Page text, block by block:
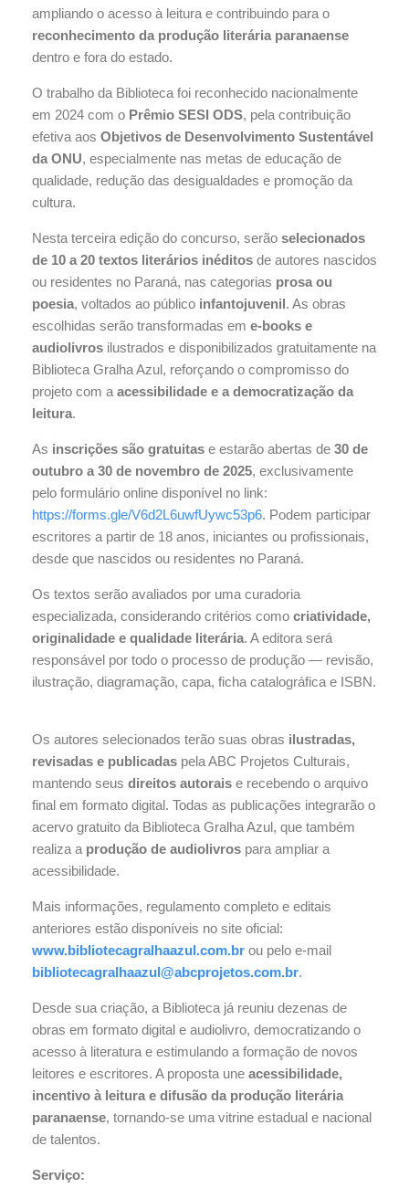
ampliando o acesso à leitura e contribuindo para o
reconhecimento da produção literária paranaense
dentro e fora do estado.
O trabalho da Biblioteca foi reconhecido nacionalmente
em 2024 com o Prêmio SESI ODS, pela contribuição
efetiva aos Objetivos de Desenvolvimento Sustentável
da ONU, especialmente nas metas de educação de
qualidade, redução das desigualdades e promoção da
cultura.
Nesta terceira edição do concurso, serão selecionados
de 10 a 20 textos literários inéditos de autores nascidos
ou residentes no Paraná, nas categorias prosa ou
poesia, voltados ao público infantojuvenil. As obras
escolhidas serão transformadas em e-books e
audiolivros ilustrados e disponibilizados gratuitamente na
Biblioteca Gralha Azul, reforçando o compromisso do
projeto com a acessibilidade e a democratização da
leitura.
As inscrições são gratuitas e estarão abertas de 30 de
outubro a 30 de novembro de 2025, exclusivamente
pelo formulário online disponível no link:
https://forms.gle/V6d2L6uwfUywc53p6. Podem participar
escritores a partir de 18 anos, iniciantes ou profissionais,
desde que nascidos ou residentes no Paraná.
Os textos serão avaliados por uma curadoria
especializada, considerando critérios como criatividade,
originalidade e qualidade literária. A editora será
responsável por todo o processo de produção — revisão,
ilustração, diagramação, capa, ficha catalográfica e ISBN.
Os autores selecionados terão suas obras ilustradas,
revisadas e publicadas pela ABC Projetos Culturais,
mantendo seus direitos autorais e recebendo o arquivo
final em formato digital. Todas as publicações integrarão o
acervo gratuito da Biblioteca Gralha Azul, que também
realiza a produção de audiolivros para ampliar a
acessibilidade.
Mais informações, regulamento completo e editais
anteriores estão disponíveis no site oficial:
www.bibliotecagralhaazul.com.br ou pelo e-mail
bibliotecagralhaazul@abcprojetos.com.br.
Desde sua criação, a Biblioteca já reuniu dezenas de
obras em formato digital e audiolivro, democratizando o
acesso à literatura e estimulando a formação de novos
leitores e escritores. A proposta une acessibilidade,
incentivo à leitura e difusão da produção literária
paranaense, tornando-se uma vitrine estadual e nacional
de talentos.
Serviço: